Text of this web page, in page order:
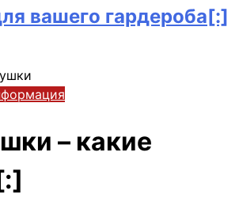
вашего гардероба[:]
– какие